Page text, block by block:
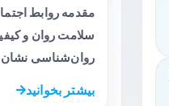
مقدمه روابط
سلامت روان و
روان‌شناسی نشان
بیشتر بخوانید